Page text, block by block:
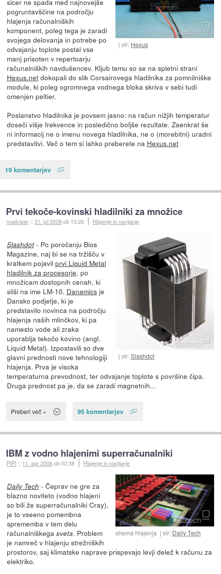
vir: Hexus
sicer ne spada med najnovejše
pogruntavščine na področju
hlajenja računalniških
komponent, poleg tega je zaradi
svojega delovanja in potrebe po
odvajanju toplote postal vse
manj prisoten v repertoarju
računalniških navdušencev. Kljub temu so se na spletni strani
Hexus.netdokopali do slik Corsairovega hladilnika za pomnilniške
module, ki poleg ogromnega vodnega bloka skriva v sebi tudi
omenjen peltier.
Poslanstvo hladilnika je povsem jasno: na račun nižjih temperatur
doseči višje frekvence in posledično boljše rezultate. Zaenkrat še
ni informacij ne o imenu novega hladilnika, ne o (morebitni) uradni
predstavitvi. Več o tem si lahko preberete na Hexus.net
19 komentarjev
Prvi tekoče-kovinski hladilniki za množice
madviper ::21. jul 2008ob 13:26 Hlajenje in navijanje
vir:Slashdot
Slashdot- Po poročanju Bios
Magazine, naj bi se na tržišču v
kratkem pojavil prvi Liquid Metal
hladilnik za procesorje, po
množicam dostopnih cenah, ki
sliši na ime LM-10. Danamicsje
Dansko podjetje, ki je
predstavilo novinca na področju
hlajenja naših mlinčkov, ki pa
namesto vode ali zraka
uporablja tekočo kovino (angl.
Liquid Metal). Izpostavili so dve
glavni prednosti nove tehnologiji
hlajenja. Prva je visoka
temperaturna prevodnost, ter odvajanje toplote s površine čipa.
Druga prednost pa je, da se zaradi magnetnih...
Preberi več » 95 komentarjev
IBM z vodno hlajenimi superračunalniki
PIPI :: 11. apr 2008ob 02:38 Hlajenje in navijanje
shema hlajenja vir: Daily Tech
Daily Tech - Čeprav ne gre za
blazno noviteto (vodno hlajeni
so bili že superračunalniki Cray),
je to vseeno pomembna
sprememba v tem delu
računalniškega sveta. Problem
je namreč v hlajenju strežniških
prostorov, saj klimatske naprave prispevajo levji delež k računu za
elektriko.